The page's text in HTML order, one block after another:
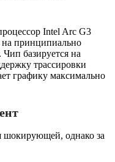
Intel Arc G3
на принципиально
базируется на
трассировки
графику максимально
шокирующей, однако за